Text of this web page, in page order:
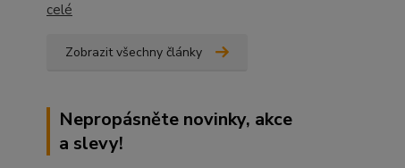
celé
Zobrazit všechny články
Nepropásněte novinky, akce
a slevy!